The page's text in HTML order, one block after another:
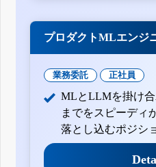
プロダクトMLエンジ
業務委託 正社員
MLとLLMを掛け
までをスピーディ
落とし込むポジシ